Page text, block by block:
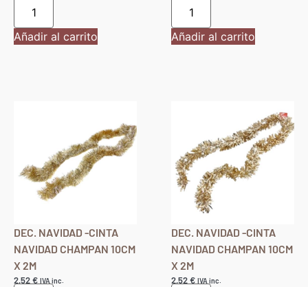
Añadir al carrito Añadir al carrito
DEC. NAVIDAD -CINTA
NAVIDAD CHAMPAN 10CM
X 2M
2,52€ IVA inc.
DEC. NAVIDAD -CINTA
NAVIDAD CHAMPAN 10CM
X 2M
2,52€ IVA inc.